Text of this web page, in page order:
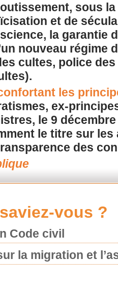
sous la
et de
la garantie
nouveau régime
cultes, police
les
ex-
le 9
le titre sur
des
vous ?
Code civil
la migration et